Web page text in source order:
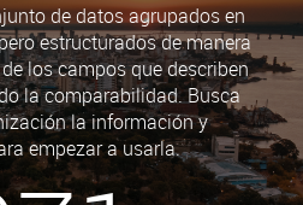
de datos agrupados en
estructurados de manera
los campos que describen
la comparabilidad. Busca
la información y
empezar a usarla.